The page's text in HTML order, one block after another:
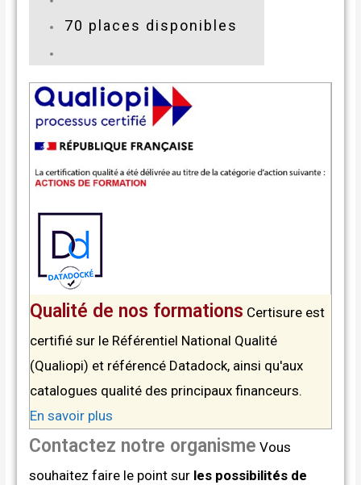
70 places disponibles
Qualité de nos formations Certisure est
certifié sur le Référentiel National Qualité
(Qualiopi) et référencé Datadock, ainsi qu'aux
catalogues qualité des principaux financeurs.
En savoir plus
Contactez notre organisme Vous
souhaitez faire le point sur les possibilités de